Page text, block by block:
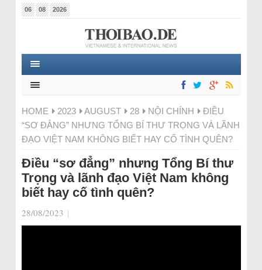
06 08 2026
HOME 2023 AUGUST 28 NỘI CHÍNH
ĐIỀU
“SƠ ĐẲNG” NHƯNG TỔNG BÍ THƯ TRỌNG VÀ LÃNH
ĐẠO VIỆT NAM KHÔNG BIẾT HAY CỐ TÌNH QUÊN?
Điều “sơ đẳng” nhưng Tổng Bí thư
Trọng và lãnh đạo Việt Nam không
biết hay cố tình quên?
28/08/2023 |